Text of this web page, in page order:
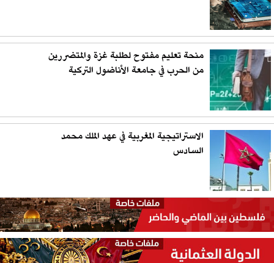
منحة تعليم مفتوح لطلبة غزة والمتضررين
من الحرب في جامعة الأناضول التركية
الاستراتيجية المغربية في عهد الملك محمد
السادس